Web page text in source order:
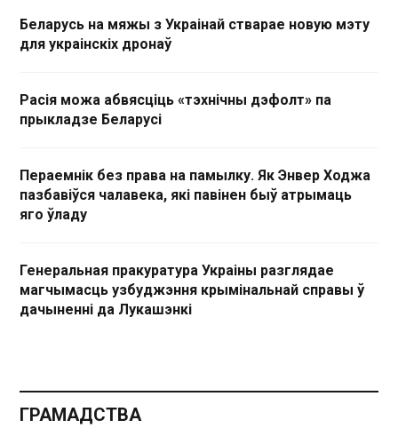
Беларусь на мяжы з Украінай стварае новую мэту
для украінскіх дронаў
Расія можа абвясціць «тэхнічны дэфолт» па
прыкладзе Беларусі
Пераемнік без права на памылку. Як Энвер Ходжа
пазбавіўся чалавека, які павінен быў атрымаць
яго ўладу
Генеральная пракуратура Украіны разглядае
магчымасць узбуджэння крымінальнай справы ў
дачыненні да Лукашэнкі
ГРАМАДСТВА